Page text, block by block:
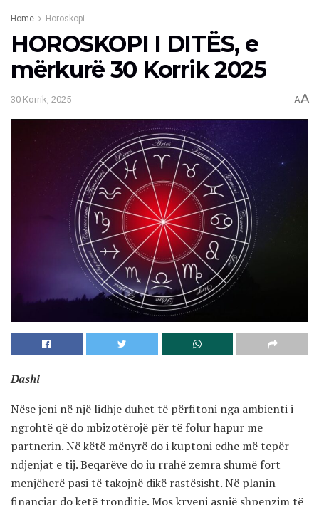
Home Horoskopi
HOROSKOPI I DITËS, e
mërkurë 30 Korrik 2025
30 Korrik, 2025 AA
Dashi
Nëse jeni në një lidhje duhet të përfitoni nga ambienti i
ngrohtë që do mbizotërojë për të folur hapur me
partnerin. Në këtë mënyrë do i kuptoni edhe më tepër
ndjenjat e tij. Beqarëve do iu rrahë zemra shumë fort
menjëherë pasi të takojnë dikë rastësisht. Në planin
financiar do ketë tronditje. Mos kryeni asnjë shpenzim të